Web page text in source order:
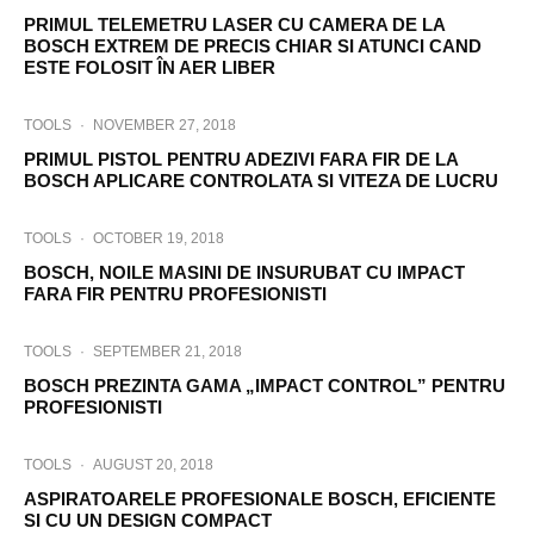
PRIMUL TELEMETRU LASER CU CAMERA DE LA
BOSCH EXTREM DE PRECIS CHIAR SI ATUNCI CAND
ESTE FOLOSIT ÎN AER LIBER
TOOLS · NOVEMBER 27, 2018
PRIMUL PISTOL PENTRU ADEZIVI FARA FIR DE LA
BOSCH APLICARE CONTROLATA SI VITEZA DE LUCRU
TOOLS · OCTOBER 19, 2018
BOSCH, NOILE MASINI DE INSURUBAT CU IMPACT
FARA FIR PENTRU PROFESIONISTI
TOOLS · SEPTEMBER 21, 2018
BOSCH PREZINTA GAMA „IMPACT CONTROL” PENTRU
PROFESIONISTI
TOOLS · AUGUST 20, 2018
ASPIRATOARELE PROFESIONALE BOSCH, EFICIENTE
SI CU UN DESIGN COMPACT